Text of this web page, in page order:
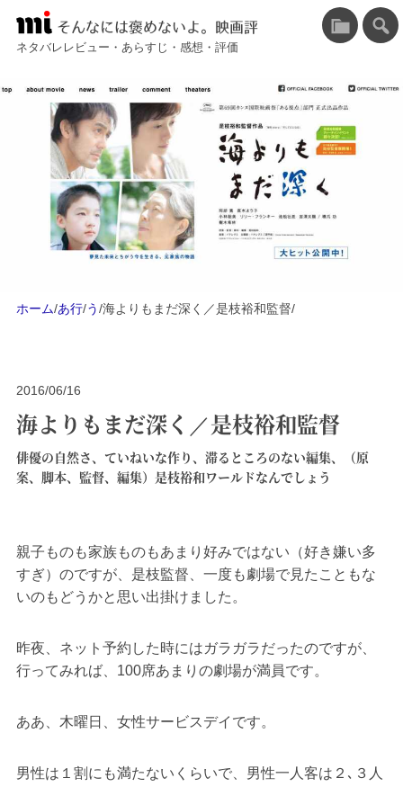
そんなには褒めないよ。映画評
ネタバレレビュー・あらすじ・感想・評価
ホーム/あ行/う/海よりもまだ深く／是枝裕和監督/
2016/06/16
海よりもまだ深く／是枝裕和監督
俳優の自然さ、ていねいな作り、滞るところのない編集、（原
案、脚本、監督、編集）是枝裕和ワールドなんでしょう
親子ものも家族ものもあまり好みではない（好き嫌い多
すぎ）のですが、是枝監督、一度も劇場で見たこともな
いのもどうかと思い出掛けました。
昨夜、ネット予約した時にはガラガラだったのですが、
行ってみれば、100席あまりの劇場が満員です。
ああ、木曜日、女性サービスデイです。
男性は１割にも満たないくらいで、男性一人客は２､３人